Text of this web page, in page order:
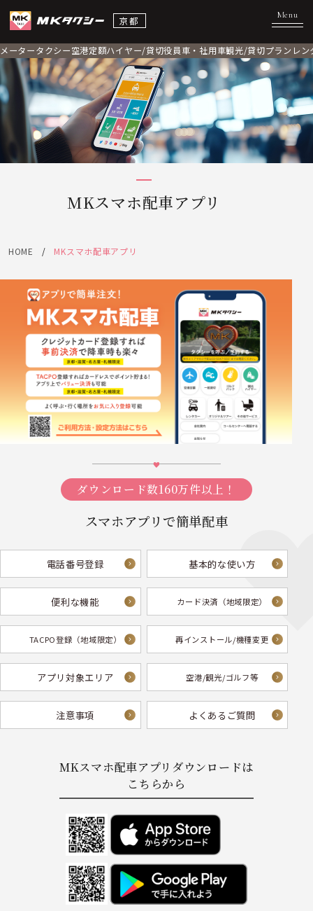
京都
メータータクシー空港定額ハイヤー/貸切役員車・社用車観光/貸切プラン レ
MKスマホ配車アプリ
HOME MKスマホ配車アプリ
ダウンロード数160万件以上！
スマホアプリで簡単配車
電話番号登録 基本的な使い方
便利な機能 カード決済 （地域限定）
TACPO登録 （地域限定） 再インストール/機種変更
アプリ対象エリア 空港/観光/ゴルフ等
注意事項 よくあるご質問
MKスマホ配車アプリダウンロードは
こちらから